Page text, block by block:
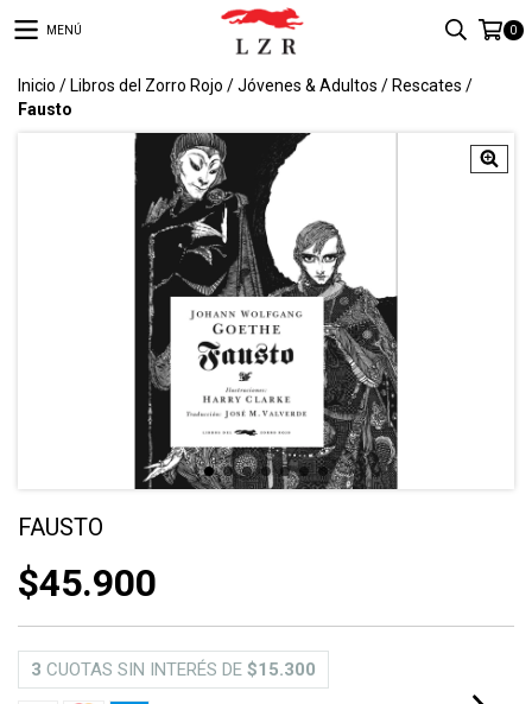
MENÚ 0
Inicio / Libros del Zorro Rojo /Jóvenes & Adultos / Rescates /
Fausto
FAUSTO
$45.900
3 CUOTAS SIN INTERÉS DE $15.300